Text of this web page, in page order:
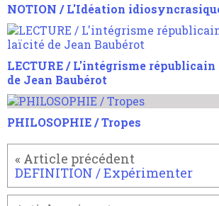
NOTION / L'Idéation
LECTURE / L'intégrisme
de Jean Baubérot
PHILOSOPHIE / Tropes
DEFINITION / Expérimenter